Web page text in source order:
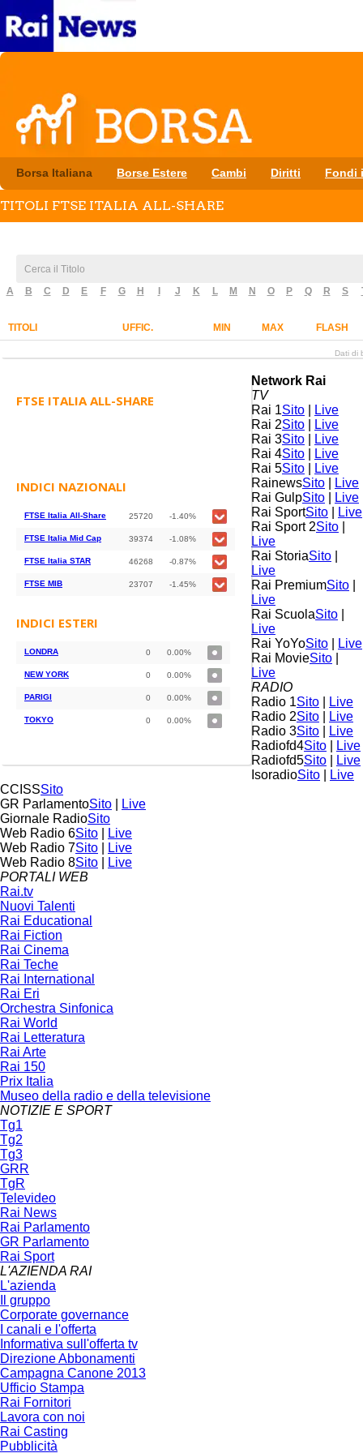
Borsa Italiana Borse Estere Cambi Diritti Fondi
TITOLI FTSE ITALIA ALL-SHARE
A B C D E F G H J K L M N O P Q R S
TITOLI UFFIC. MIN MAX FLASH
Dati di
FTSE ITALIA ALL-SHARE
INDICI NAZIONALI
FTSE Italia All-Share 25720 -1.40%
FTSE Italia Mid Cap 39374 -1.08%
FTSE Italia STAR 46268 -0.87%
FTSE MIB 23707 -1.45%
INDICI ESTERI
LONDRA 0 0.00%
NEW YORK 0 0.00%
PARIGI 0 0.00%
TOKYO 0 0.00%
Network Rai
TV
Rai 1Sito
Live
Rai 2Sito
Live
Rai 3Sito
Live
Rai 4Sito
Live
Rai 5Sito
Live
RainewsSito
Live
Rai GulpSito
Live
Rai SportSito
Live
Rai Sport 2Sito
Live
Rai StoriaSito
Live
Rai PremiumSito
Live
Rai ScuolaSito
Live
Rai YoYoSito
Live
Rai MovieSito
Live
RADIO
Radio 1Sito
Live
Radio 2Sito
Live
Radio 3Sito
Live
Radiofd4Sito
Live
Radiofd5Sito
Live
IsoradioSito
Live
CCISSSito
GR ParlamentoSito
Live
Giornale RadioSito
Web Radio 6Sito
Live
Web Radio 7Sito
Live
Web Radio 8Sito
Live
PORTALI WEB
Rai.tv
Nuovi Talenti
Rai Educational
Rai Fiction
Rai Cinema
Rai Teche
Rai International
Rai Eri
Orchestra Sinfonica
Rai World
Rai Letteratura
Rai Arte
Rai 150
Prix Italia
Museo della radio e della televisione
NOTIZIE E SPORT
Tg1
Tg2
Tg3
GRR
TgR
Televideo
Rai News
Rai Parlamento
GR Parlamento
Rai Sport
L'AZIENDA RAI
L'azienda
Il gruppo
Corporate governance
I canali e l'offerta
Informativa sull'offerta tv
Direzione Abbonamenti
Campagna Canone 2013
Ufficio Stampa
Rai Fornitori
Lavora con noi
Rai Casting
Pubblicità